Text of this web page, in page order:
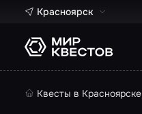
Красноярск
Квесты в Красноярске